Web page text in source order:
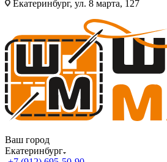
Екатеринбург, ул. 8 марта, 127
Ваш город
Екатеринбург